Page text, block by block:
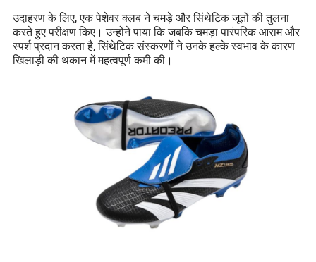
उदाहरण के लिए, एक पेशेवर क्लब ने चमड़े और सिंथेटिक जूतों की तुलना
करते हुए परीक्षण किए। उन्होंने पाया कि जबकि चमड़ा पारंपरिक आराम और
स्पर्श प्रदान करता है, सिंथेटिक संस्करणों ने उनके हल्के स्वभाव के कारण
खिलाड़ी की थकान में महत्वपूर्ण कमी की।